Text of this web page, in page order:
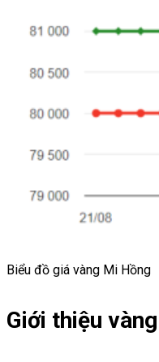
Biểu đồ giá vàng Mi Hồng
Giới thiệu